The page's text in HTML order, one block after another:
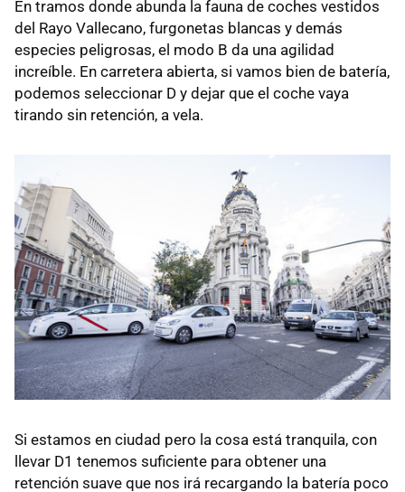
En tramos donde abunda la fauna de coches vestidos
del Rayo Vallecano, furgonetas blancas y demás
especies peligrosas, el modo B da una agilidad
increíble. En carretera abierta, si vamos bien de batería,
podemos seleccionar D y dejar que el coche vaya
tirando sin retención, a vela.
Si estamos en ciudad pero la cosa está tranquila, con
llevar D1 tenemos suficiente para obtener una
retención suave que nos irá recargando la batería poco